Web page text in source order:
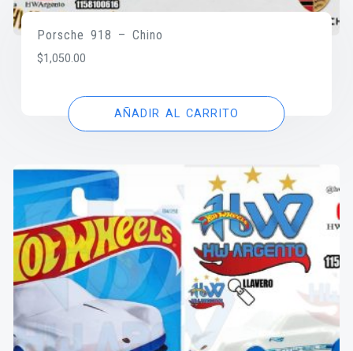
Porsche 918 – Chino
$1,050.00
AÑADIR AL CARRITO